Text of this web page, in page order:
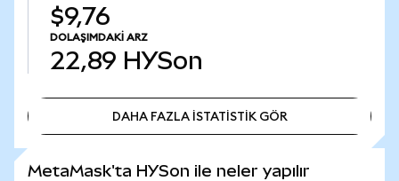
$9,76
DOLAŞIMDAKI ARZ
22,89 HYSon
DAHA FAZLA İSTATİSTİK GÖR
MetaMask'ta HYSon ile neler yapılır